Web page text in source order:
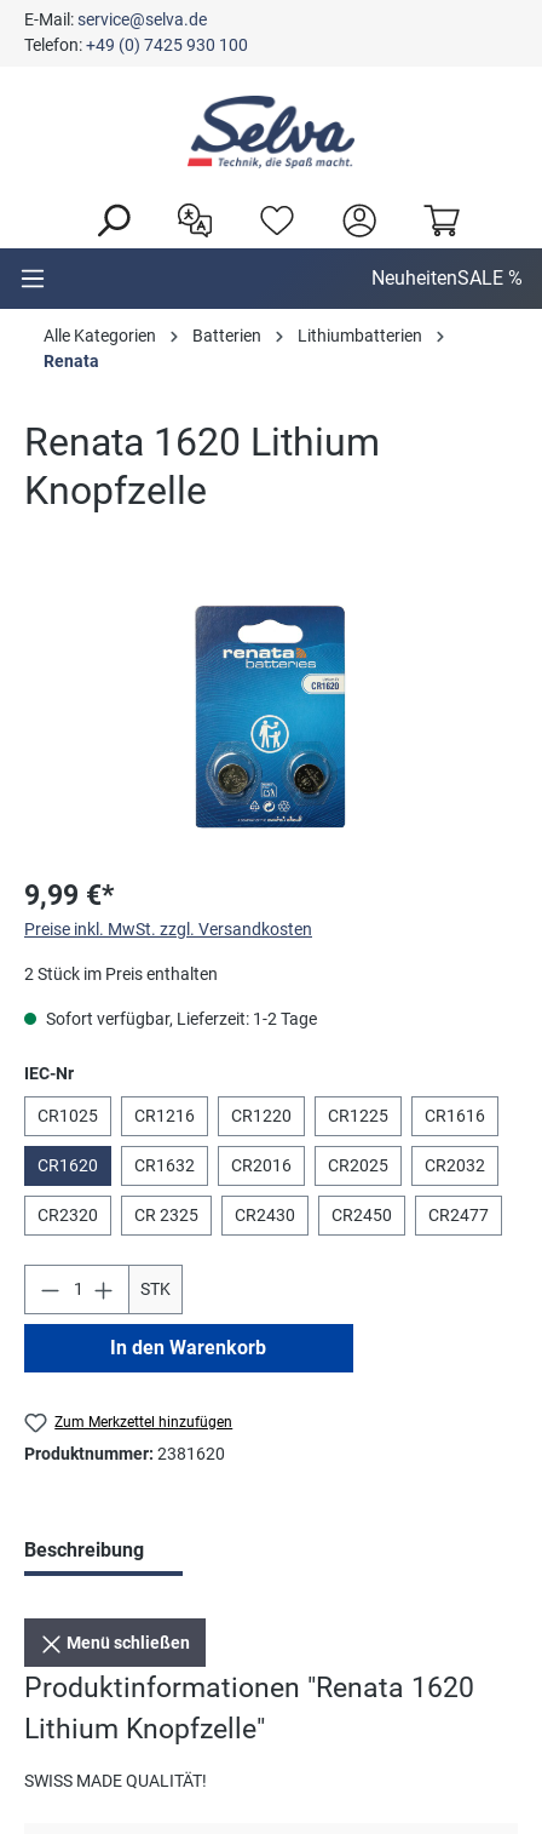
springen
E-Mail:service@selva.de
Telefon:+49 (0) 7425 930 100
NeuheitenSALE %
Alle Kategorien Batterien
Lithiumbatterien
Renata
Renata 1620 Lithium
Knopfzelle
9,99 €*
Preise inkl. MwSt. zzgl. Versandkosten
2 Stück im Preis enthalten
Sofort verfügbar, Lieferzeit: 1-2 Tage
IEC-Nrauswählen
CR1025 CR1216 CR1220 CR1225 CR1616
CR1620 CR1632 CR2016 CR2025 CR2032
CR2320 CR 2325 CR2430 CR2450 CR2477
STK
In den Warenkorb
Zum Merkzettel hinzufügen
Produktnummer: 2381620
Beschreibung
Menü schließen
Produktinformationen "Renata 1620
Lithium Knopfzelle"
SWISS MADE QUALITÄT!